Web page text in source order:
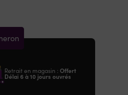
Retrait en magasin : Offert
Délai 6 à 10 jours ouvrés